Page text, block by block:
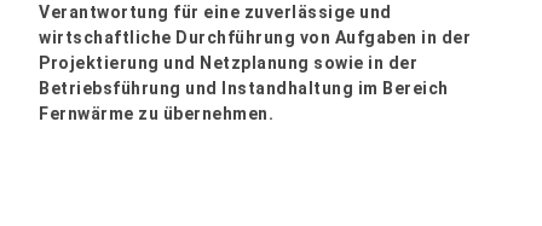
Verantwortung für eine zuverlässige und
wirtschaftliche Durchführung von Aufgaben in der
Projektierung und Netzplanung sowie in der
Betriebsführung und Instandhaltung im Bereich
Fernwärme zu übernehmen.